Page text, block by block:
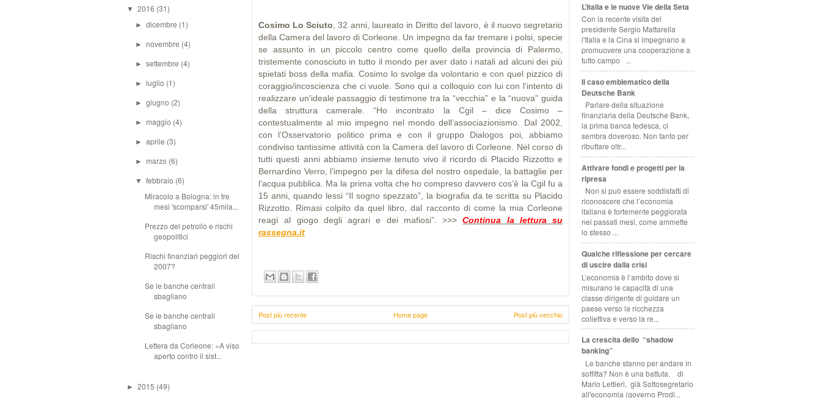
▼ 2016 (31)
►dicembre (1)
►novembre (4)
►settembre (4)
► luglio (1)
►giugno (2)
► maggio (4)
►aprile (3)
► marzo (6)
▼febbraio (6)
Miracolo a Bologna: in tre
mesi 'scomparsi' 45mila...
Prezzo del petrolio e rischi
geopolitici
Rischi finanziari peggiori del
2007?
Se le banche centrali
sbagliano
Se le banche centrali
sbagliano
Lettera da Corleone: «A viso
aperto contro il sist...
► 2015 (49)
Cosimo Lo Sciuto , 32 anni, laureato in Diritto del lavoro, è il nuovo segretario
della Camera del lavoro di Corleone. Un impegno da far tremare i polsi, specie
se assunto in un piccolo centro come quello della provincia di Palermo,
tristemente conosciuto in tutto il mondo per aver dato i natali ad alcuni dei più
spietati boss della mafia. Cosimo lo svolge da volontario e con quel pizzico di
coraggio/incoscienza che ci vuole. Sono qui a colloquio con lui con l'intento di
realizzare un’ideale passaggio di testimone tra la “vecchia” e la “nuova” guida
della struttura camerale. “Ho incontrato la Cgil – dice Cosimo –
contestualmente al mio impegno nel mondo dell’associazionismo. Dal 2002,
con l’Osservatorio politico prima e con il gruppo Dialogos poi, abbiamo
condiviso tantissime attività con la Camera del lavoro di Corleone. Nel corso di
tutti questi anni abbiamo insieme tenuto vivo il ricordo di Placido Rizzotto e
Bernardino Verro, l’impegno per la difesa del nostro ospedale, la battaglie per
l’acqua pubblica. Ma la prima volta che ho compreso davvero cos’è la Cgil fu a
15 anni, quando lessi “Il sogno spezzato”, la biografia da te scritta su Placido
Rizzotto. Rimasi colpito da quel libro, dal racconto di come la mia Corleone
reagì al giogo degli agrari e dei mafiosi”. >>>Continua la lettura su
rassegna.it
Post più recente Post più vecchio
Home page
L’Italia e le nuove Vie della Seta
Con la recente visita del
presidente Sergio Mattarella
l'Italia e la Cina si impegnano a
promuovere una cooperazione a
tutto campo ...
Il caso emblematico della
Deutsche Bank
Parlare della situazione
finanziaria della Deutsche Bank,
la prima banca tedesca, ci
sembra doveroso. Non tanto per
ributtare oltr...
Attivare fondi e progetti per la
ripresa
Non si può essere soddisfatti di
riconoscere che l’economia
italiana è fortemente peggiorata
nei passati mesi, come ammette
lo stesso ...
Qualche riflessione per cercare
di uscire dalla crisi
L’economia è l’ambito dove si
misurano le capacità di una
classe dirigente di guidare un
paese verso la ricchezza
collettiva e verso la re...
La crescita dello “shadow
banking”
Le banche stanno per andare in
soffitta? Non è una battuta. di
Mario Lettieri, già Sottosegretario
all'economia (governo Prodi...